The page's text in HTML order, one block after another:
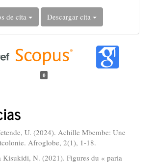
de cita Descargar cita
0
U. (2024). Achille Mbembe: Une
Afroglobe, 2(1), 1-18.
N. (2021). Figures du « paria